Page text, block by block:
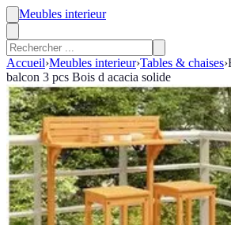
Meubles interieur
Accueil›Meubles interieur›Tables & chaises›
balcon 3 pcs Bois d acacia solide